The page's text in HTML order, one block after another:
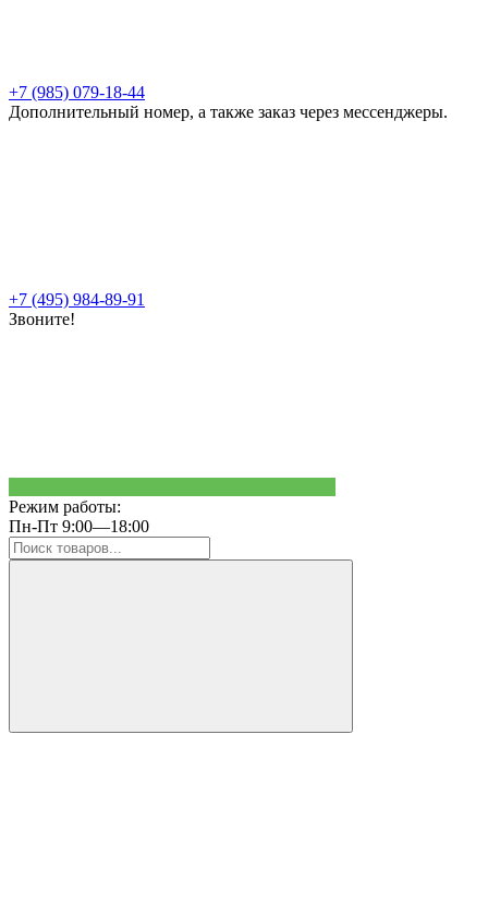
+7 (985) 079-18-44
Дополнительный номер, а также заказ через мессенджеры.
+7 (495) 984-89-91
Звоните!
Режим работы:
Пн-Пт 9:00—18:00